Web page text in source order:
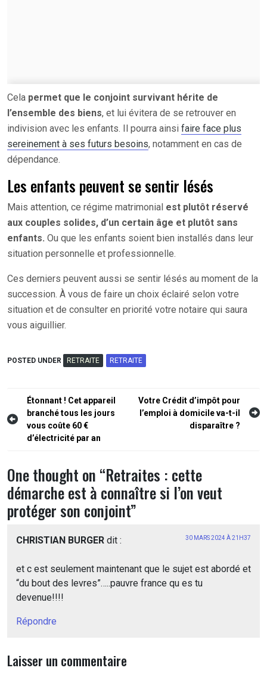
Cela permet que le conjoint survivant hérite de
l’ensemble des biens, et lui évitera de se retrouver en
indivision avec les enfants. Il pourra ainsi faire face plus
sereinement à ses futurs besoins, notamment en cas de
dépendance.
Les enfants peuvent se sentir lésés
Mais attention, ce régime matrimonial est plutôt réservé
aux couples solides, d’un certain âge et plutôt sans
enfants. Ou que les enfants soient bien installés dans leur
situation personnelle et professionnelle.
Ces derniers peuvent aussi se sentir lésés au moment de la
succession. À vous de faire un choix éclairé selon votre
situation et de consulter en priorité votre notaire qui saura
vous aiguillier.
POSTED UNDER RETRAITE RETRAITE
Navigation
de
l’article
Étonnant ! Cet appareil
branché tous les jours
vous coûte 60 €
d’électricité par an
Votre Crédit d’impôt pour
l’emploi à domicile va-t-il
disparaître ?
One thought on “Retraites : cette
démarche est à connaître si l’on veut
protéger son conjoint”
CHRISTIAN BURGER dit : 30 MARS 2024 À 21H37
et c est seulement maintenant que le sujet est abordé et
“du bout des levres”…..pauvre france qu es tu
devenue!!!!
Répondre
Laisser un commentaire